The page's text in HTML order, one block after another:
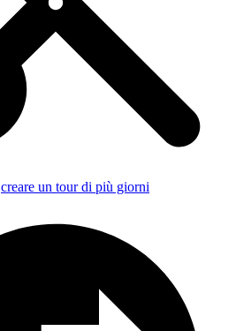
creare un tour di più giorni